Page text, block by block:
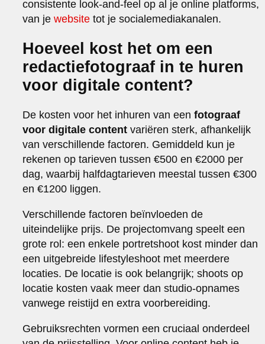
consistente look-and-feel op al je online platforms,
van jewebsite tot je socialemediakanalen.
Hoeveel kost het om een
redactiefotograaf in te huren
voor digitale content?
De kosten voor het inhuren van eenfotograaf
voor digitale content variëren sterk, afhankelijk
van verschillende factoren. Gemiddeld kun je
rekenen op tarieven tussen €500 en €2000 per
dag, waarbij halfdagtarieven meestal tussen €300
en €1200 liggen.
Verschillende factoren beïnvloeden de
uiteindelijke prijs. De projectomvang speelt een
grote rol: een enkele portretshoot kost minder dan
een uitgebreide lifestyleshoot met meerdere
locaties. De locatie is ook belangrijk; shoots op
locatie kosten vaak meer dan studio-opnames
vanwege reistijd en extra voorbereiding.
Gebruiksrechten vormen een cruciaal onderdeel